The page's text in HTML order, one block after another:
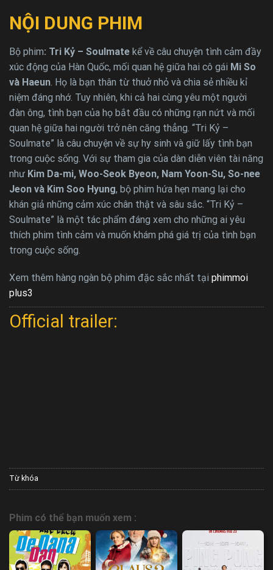
NỘI DUNG PHIM
Bộ phim: Tri Kỷ – Soulmate kể về câu chuyện tình cảm đầy
xúc động của Hàn Quốc, mối quan hệ giữa hai cô gái Mi So
và Haeun . Họ là bạn thân từ thuở nhỏ và chia sẻ nhiều kỉ
niệm đáng nhớ. Tuy nhiên, khi cả hai cùng yêu một người
đàn ông, tình bạn của họ bắt đầu có những rạn nứt và mối
quan hệ giữa hai người trở nên căng thẳng. “Tri Kỷ –
Soulmate” là câu chuyện về sự hy sinh và giữ lấy tình bạn
trong cuộc sống. Với sự tham gia của dàn diễn viên tài năng
như Kim Da-mi, Woo-Seok Byeon, Nam Yoon-Su, So-nee
Jeon và Kim Soo Hyung, bộ phim hứa hẹn mang lại cho
khán giả những cảm xúc chân thật và sâu sắc. “Tri Kỷ –
Soulmate” là một tác phẩm đáng xem cho những ai yêu
thích phim tình cảm và muốn khám phá giá trị của tình bạn
trong cuộc sống.
Xem thêm hàng ngàn bộ phim đặc sắc nhất tại phimmoi
plus3
Official trailer:
Từ khóa
Phim có thể bạn muốn xem :